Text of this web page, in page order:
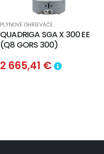
PLYNOVÉ OHRIEVAČE
QUADRIGA SGA X 300 EE
(Q8 GORS 300)
2 665,41 €